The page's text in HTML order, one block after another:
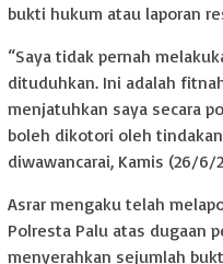
bukti hukum atau laporan
“Saya tidak pernah
dituduhkan. Ini adalah
menjatuhkan saya secara
boleh dikotori oleh
diwawancarai, Kamis (26/6/
Asrar mengaku telah
Polresta Palu atas dugaan
menyerahkan sejumlah